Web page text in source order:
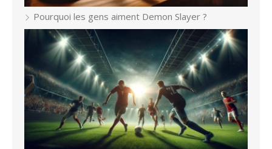
Pourquoi les gens aiment Demon Slayer ?